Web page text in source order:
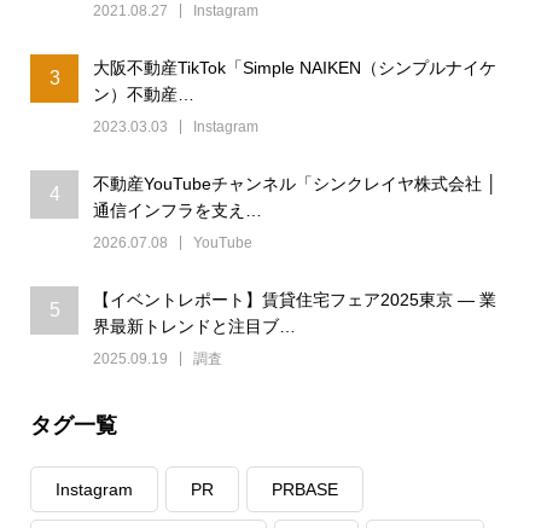
2021.08.27 Instagram
3
大阪不動産TikTok「Simple NAIKEN（シンプルナイケ
ン）不動産…
2023.03.03 Instagram
4
不動産YouTubeチャンネル「シンクレイヤ株式会社 │
通信インフラを支え…
2026.07.08 YouTube
5
【イベントレポート】賃貸住宅フェア2025東京 ― 業
界最新トレンドと注目ブ…
2025.09.19 調査
タグ一覧
Instagram PR PRBASE